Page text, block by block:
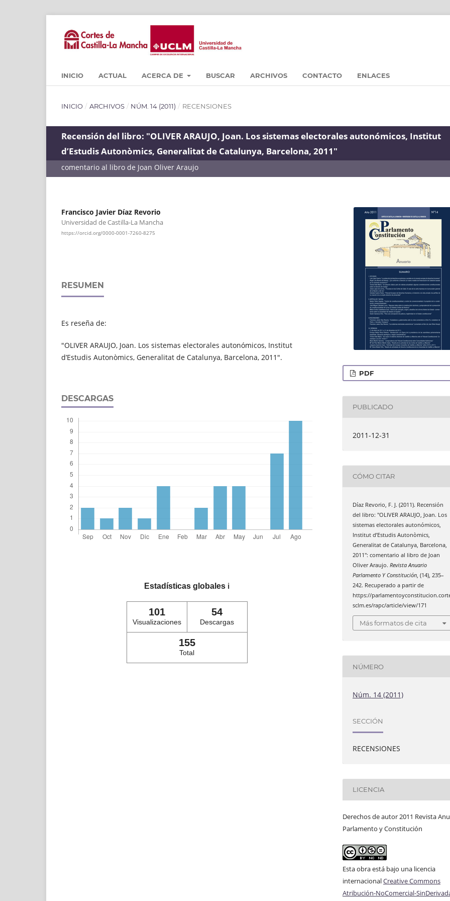
INICIO ACTUAL ACERCA DE BUSCAR ARCHIVOS CONTACTO ENLACES
INICIO / ARCHIVOS / NÚM. 14 (2011) / RECENSIONES
Recensión del libro: "OLIVER ARAUJO, Joan. Los sistemas electorales autonómicos, Institut
d’Estudis Autonòmics, Generalitat de Catalunya, Barcelona, 2011"
comentario al libro de Joan Oliver Araujo
Francisco Javier Díaz Revorio
Universidad de Castilla-La Mancha
https://orcid.org/0000-0001-7260-8275
RESUMEN
Es reseña de:
"OLIVER ARAUJO, Joan. Los sistemas electorales autonómicos, Institut
d’Estudis Autonòmics, Generalitat de Catalunya, Barcelona, 2011".
DESCARGAS
Estadísticas globales ℹ️
101
Visualizaciones
54
Descargas
155
Total
PDF
PUBLICADO
2011-12-31
CÓMO CITAR
Díaz Revorio, F. J. (2011). Recensión
del libro: "OLIVER ARAUJO, Joan. Los
sistemas electorales autonómicos,
Institut d’Estudis Autonòmics,
Generalitat de Catalunya, Barcelona,
2011": comentario al libro de Joan
Oliver Araujo.Revista Anuario
Parlamento Y Constitución, (14), 235–
242. Recuperado a partir de
https://
sclm.es/rapc/article/view/171
Más formatos de cita
NÚMERO
Núm. 14 (2011)
SECCIÓN
RECENSIONES
LICENCIA
Derechos de autor 2011 Revista
Parlamento y Constitución
Esta obra está bajo una licencia
internacionalCreative Commons
Atribución-NoComercial-